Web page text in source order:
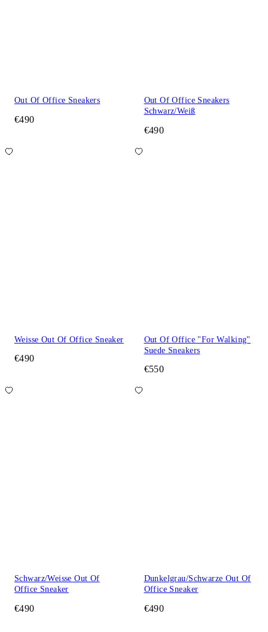
Out Of Office Sneakers
€490
Out Of Office Sneakers
Schwarz/Weiß
€490
Weisse Out Of Office Sneaker
€490
Out Of Office "For Walking"
Suede Sneakers
€550
Schwarz/Weisse Out Of
Office Sneaker
€490
Dunkelgrau/Schwarze Out Of
Office Sneaker
€490